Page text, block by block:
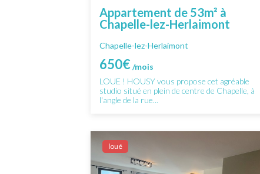
Appartement de 53m² à
Chapelle-lez-Herlaimont
Chapelle-lez-Herlaimont
650€/mois
LOUE ! HOUSY vous propose cet agréable
studio situé en plein de centre de Chapelle, à
l'angle de la rue...
Ιoué